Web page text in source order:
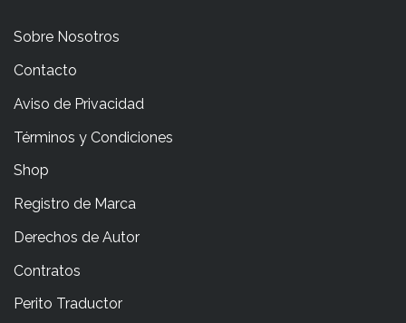
Sobre Nosotros
Contacto
Aviso de Privacidad
Términos y Condiciones
Shop
Registro de Marca
Derechos de Autor
Contratos
Perito Traductor